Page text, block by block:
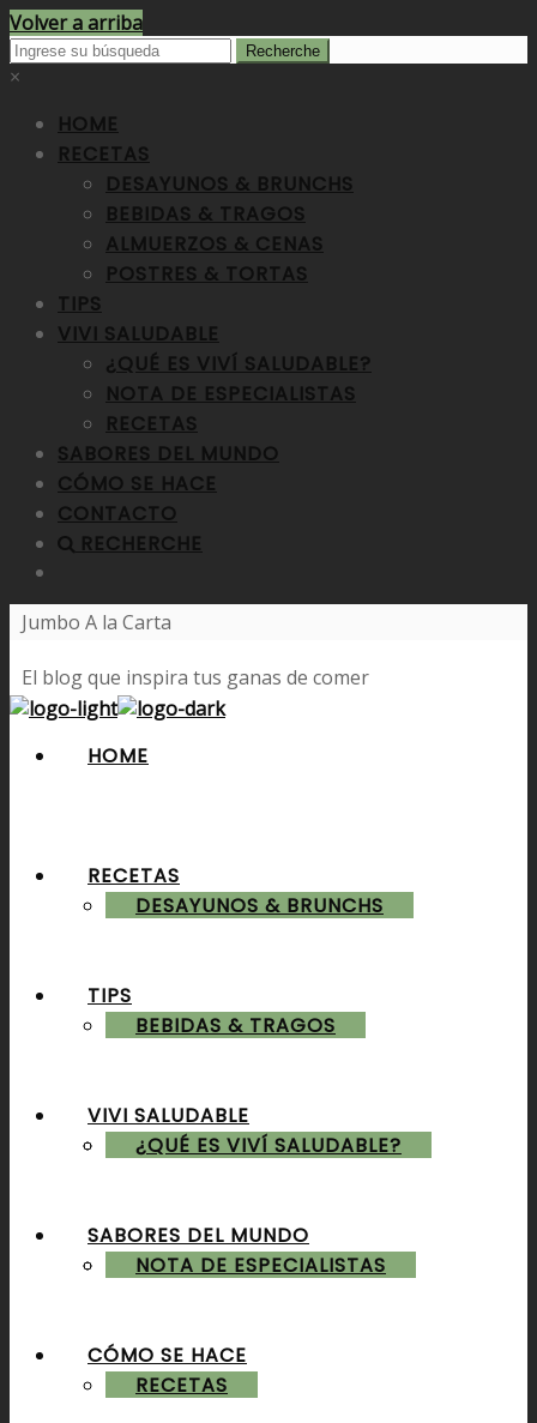
Volver a arriba
×
HOME
RECETAS
DESAYUNOS & BRUNCHS
BEBIDAS & TRAGOS
ALMUERZOS & CENAS
POSTRES & TORTAS
TIPS
VIVI SALUDABLE
¿QUÉ ES VIVÍ SALUDABLE?
NOTA DE ESPECIALISTAS
RECETAS
SABORES DEL MUNDO
CÓMO SE HACE
CONTACTO
RECHERCHE
Jumbo A la Carta
El blog que inspira tus ganas de comer
HOME
RECETAS
DESAYUNOS & BRUNCHS
BEBIDAS & TRAGOS
ALMUERZOS & CENAS
POSTRES & TORTAS
TIPS
VIVI SALUDABLE
¿QUÉ ES VIVÍ SALUDABLE?
NOTA DE ESPECIALISTAS
RECETAS
SABORES DEL MUNDO
CÓMO SE HACE